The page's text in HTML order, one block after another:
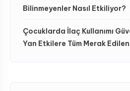
Bilinmeyenler Nasıl Etkiliyor?
Çocuklarda İlaç Kullanımı
Yan Etkilere Tüm Merak